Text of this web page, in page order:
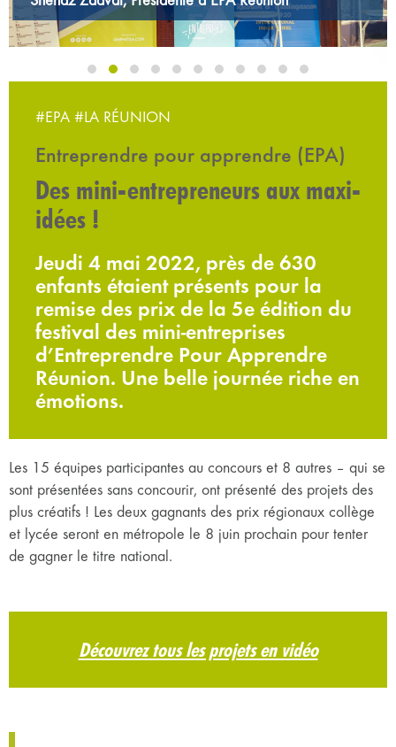
#EPA #LA RÉUNION
Entreprendre pour apprendre (EPA)
Des mini-entrepreneurs aux maxi-
idées !
Jeudi 4 mai 2022, près de 630
enfants étaient présents pour la
remise des prix de la 5e édition du
festival des mini-entreprises
d’Entreprendre Pour Apprendre
Réunion. Une belle journée riche en
émotions.
Les 15 équipes participantes au concours et 8 autres – qui se
sont présentées sans concourir, ont présenté des projets des
plus créatifs ! Les deux gagnants des prix régionaux collège
et lycée seront en métropole le 8 juin prochain pour tenter
de gagner le titre national.
Découvrez tous les projets en vidéo